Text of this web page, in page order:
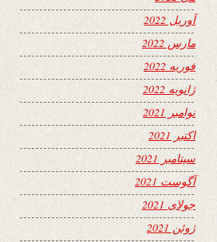
آوریل 2022
مارس 2022
فوریه 2022
ژانویه 2022
نوامبر 2021
اکتبر 2021
سپتامبر 2021
آگوست 2021
جولای 2021
ژوئن 2021